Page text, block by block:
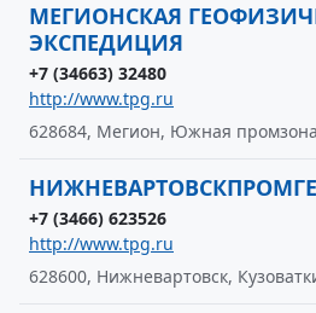
МЕГИОНСКАЯ
ЭКСПЕДИЦИЯ
+7 (34663) 32480
http://www.tpg.ru
628684, Мегион, Южная
+7 (3466) 623526
http://www.tpg.ru
628600, Нижневартовск,